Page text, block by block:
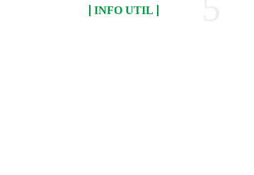
INFO UTIL